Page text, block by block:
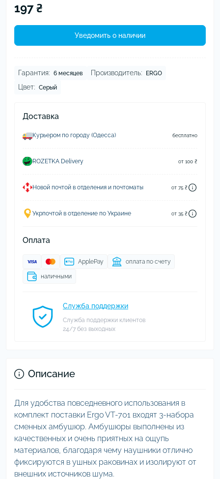
197 ₴
Уведомить о наличии
Гарантия: 6 месяцев Производитель: ERGO
Цвет: Серый
Доставка
Курьером по городу (Одесса) бесплатно
ROZETKA Delivery от 100 ₴
Новой почтой в отделения и почтоматы от 75 ₴
Укрпочтой в отделение по Украине от 35 ₴
Оплата
ApplePay оплата по счету
наличными
Служба поддержки
Служба поддержки клиентов
24/7 без выходных
Описание
Для удобства повседневного использования в
комплект поставки Ergo VT-701 входят 3-набора
сменных амбушюр. Амбушюры выполнены из
качественных и очень приятных на ощупь
материалов, благодаря чему наушники отлично
фиксируются в ушных раковинах и изолируют от
внешних источников шума.